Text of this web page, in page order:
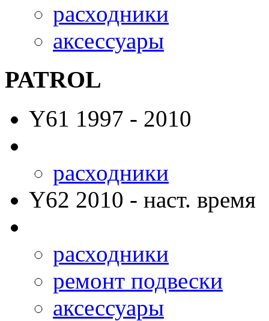
расходники
аксессуары
PATROL
Y61 1997 - 2010
расходники
Y62 2010 - наст. время
расходники
ремонт подвески
аксессуары